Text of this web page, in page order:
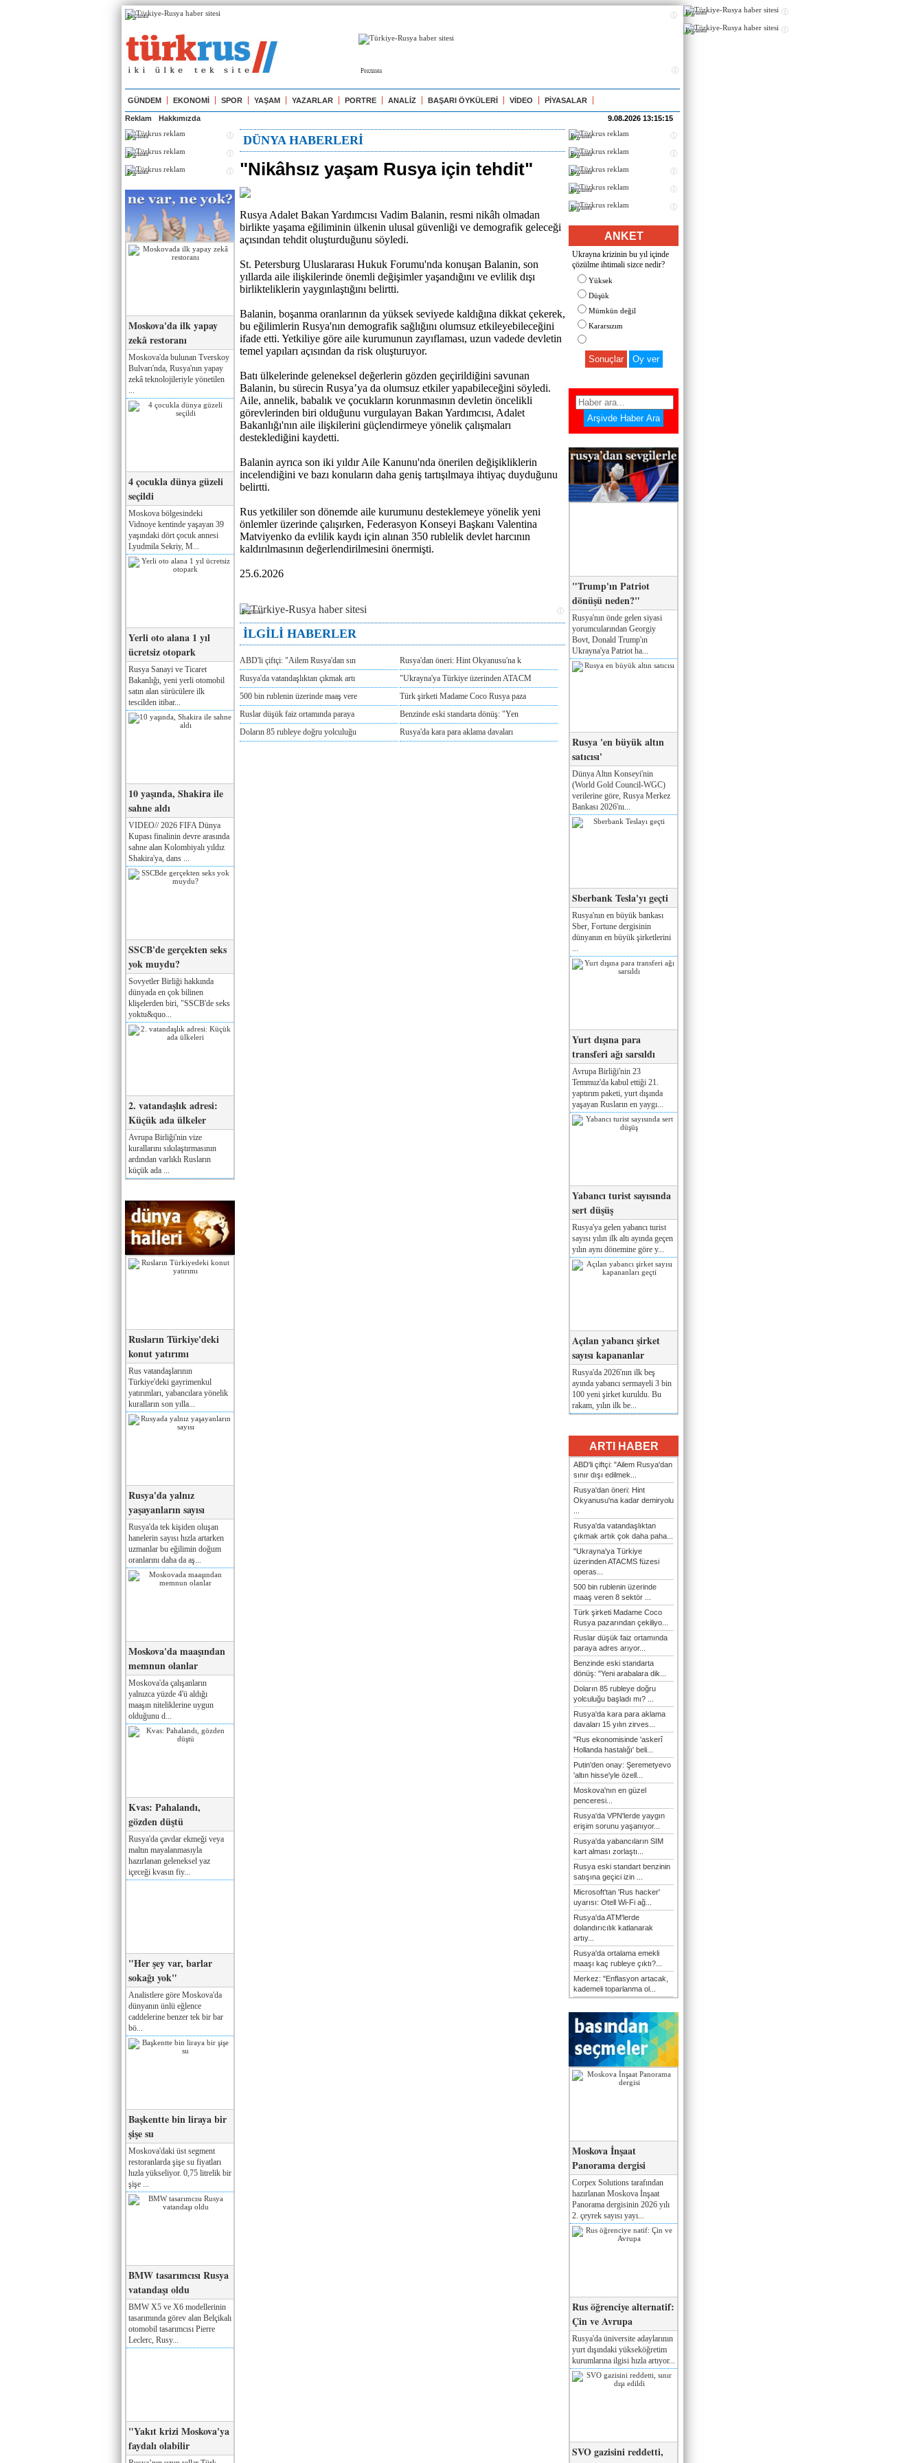
Реклама
Реклама
GÜNDEM EKONOMİ SPOR YAŞAM YAZARLAR PORTRE ANALİZ BAŞARI ÖYKÜLERİ VİDEO PİYASALAR
Reklam Hakkımızda 9.08.2026 13:15:15
Реклама
Реклама
Реклама
Moskova'da ilk yapay
zekâ restoranı
Moskova'da bulunan Tverskoy
Bulvarı'nda, Rusya'nın yapay
zekâ teknolojileriyle yönetilen
4 çocukla dünya güzeli
seçildi
Moskova bölgesindeki
Vidnoye kentinde yaşayan 39
yaşındaki dört çocuk annesi
Lyudmila Sekriy, M...
Yerli oto alana 1 yıl
ücretsiz otopark
Rusya Sanayi ve Ticaret
Bakanlığı, yeni yerli otomobil
satın alan sürücülere ilk
tescilden itibar...
10 yaşında, Shakira ile
sahne aldı
VIDEO// 2026 FIFA Dünya
Kupası finalinin devre arasında
sahne alan Kolombiyalı yıldız
Shakira'ya, dans ...
SSCB'de gerçekten seks
yok muydu?
Sovyetler Birliği hakkında
dünyada en çok bilinen
klişelerden biri, "SSCB'de seks
yoktu&quo...
2. vatandaşlık adresi:
Küçük ada ülkeler
Avrupa Birliği'nin vize
kurallarını sıkılaştırmasının
ardından varlıklı Rusların
küçük ada ...
Rusların Türkiye'deki
konut yatırımı
Rus vatandaşlarının
Türkiye'deki gayrimenkul
yatırımları, yabancılara yönelik
kuralların son yılla...
Rusya'da yalnız
yaşayanların sayısı
Rusya'da tek kişiden oluşan
hanelerin sayısı hızla artarken
uzmanlar bu eğilimin doğum
oranlarını daha da aş...
Moskova'da maaşından
memnun olanlar
Moskova'da çalışanların
yalnızca yüzde 4'ü aldığı
maaşın niteliklerine uygun
olduğunu d...
Kvas: Pahalandı,
gözden düştü
Rusya'da çavdar ekmeği veya
maltın mayalanmasıyla
hazırlanan geleneksel yaz
içeceği kvasın fiy...
"Her şey var, barlar
sokağı yok"
Analistlere göre Moskova'da
dünyanın ünlü eğlence
caddelerine benzer tek bir bar
bö...
Başkentte bin liraya bir
şişe su
Moskova'daki üst segment
restoranlarda şişe su fiyatları
hızla yükseliyor. 0,75 litrelik bir
şişe ...
BMW tasarımcısı Rusya
vatandaşı oldu
BMW X5 ve X6 modellerinin
tasarımında görev alan Belçikalı
otomobil tasarımcısı Pierre
Leclerc, Rusy...
"Yakıt krizi Moskova'ya
faydalı olabilir
DÜNYA HABERLERİ
"Nikâhsız yaşam Rusya için tehdit"
Rusya Adalet Bakan Yardımcısı Vadim Balanin, resmi nikâh olmadan
birlikte yaşama eğiliminin ülkenin ulusal güvenliği ve demografik geleceği
açısından tehdit oluşturduğunu söyledi.
St. Petersburg Uluslararası Hukuk Forumu'nda konuşan Balanin, son
yıllarda aile ilişkilerinde önemli değişimler yaşandığını ve evlilik dışı
birlikteliklerin yaygınlaştığını belirtti.
Balanin, boşanma oranlarının da yüksek seviyede kaldığına dikkat çekerek,
bu eğilimlerin Rusya'nın demografik sağlığını olumsuz etkileyebileceğini
ifade etti. Yetkiliye göre aile kurumunun zayıflaması, uzun vadede devletin
temel yapıları açısından da risk oluşturuyor.
Batı ülkelerinde geleneksel değerlerin gözden geçirildiğini savunan
Balanin, bu sürecin Rusya’ya da olumsuz etkiler yapabileceğini söyledi.
Aile, annelik, babalık ve çocukların korunmasının devletin öncelikli
görevlerinden biri olduğunu vurgulayan Bakan Yardımcısı, Adalet
Bakanlığı'nın aile ilişkilerini güçlendirmeye yönelik çalışmaları
desteklediğini kaydetti.
Balanin ayrıca son iki yıldır Aile Kanunu'nda önerilen değişikliklerin
incelendiğini ve bazı konuların daha geniş tartışılmaya ihtiyaç duyduğunu
belirtti.
Rus yetkililer son dönemde aile kurumunu desteklemeye yönelik yeni
önlemler üzerinde çalışırken, Federasyon Konseyi Başkanı Valentina
Matviyenko da evlilik kaydı için alınan 350 rublelik devlet harcının
kaldırılmasının değerlendirilmesini önermişti.
25.6.2026
Реклама
İLGİLİ HABERLER
ABD'li çiftçi: "Ailem Rusya'dan sın
Rusya'dan öneri: Hint Okyanusu'na k
Rusya'da vatandaşlıktan çıkmak artı
"Ukrayna'ya Türkiye üzerinden ATACM
500 bin rublenin üzerinde maaş vere
Türk şirketi Madame Coco Rusya paza
Ruslar düşük faiz ortamında paraya
Benzinde eski standarta dönüş: "Yen
Doların 85 rubleye doğru yolculuğu
Rusya'da kara para aklama davaları
Реклама
Реклама
Реклама
Реклама
Реклама
ANKET
Ukrayna krizinin bu yıl içinde
çözülme ihtimali sizce nedir?
Yüksek
Düşük
Mümkün değil
Kararsızım
Sonuçlar
"Trump'ın Patriot
dönüşü neden?"
Rusya'nın önde gelen siyasi
yorumcularından Georgiy
Bovt, Donald Trump'ın
Ukrayna'ya Patriot ha...
Rusya 'en büyük altın
satıcısı'
Dünya Altın Konseyi'nin
(World Gold Council-WGC)
verilerine göre, Rusya Merkez
Bankası 2026'nı...
Sberbank Tesla'yı geçti
Rusya'nın en büyük bankası
Sber, Fortune dergisinin
dünyanın en büyük şirketlerini
...
Yurt dışına para
transferi ağı sarsıldı
Avrupa Birliği'nin 23
Temmuz'da kabul ettiği 21.
yaptırım paketi, yurt dışında
yaşayan Rusların en yaygı...
Yabancı turist sayısında
sert düşüş
Rusya'ya gelen yabancı turist
sayısı yılın ilk altı ayında geçen
yılın aynı dönemine göre y...
Açılan yabancı şirket
sayısı kapananlar
Rusya'da 2026'nın ilk beş
ayında yabancı sermayeli 3 bin
100 yeni şirket kuruldu. Bu
rakam, yılın ilk be...
ARTI HABER
ABD'li çiftçi: "Ailem Rusya'dan
sınır dışı edilmek...
Rusya'dan öneri: Hint
Okyanusu'na kadar demiryolu
Rusya'da vatandaşlıktan
çıkmak artık çok daha paha...
"Ukrayna'ya Türkiye
üzerinden ATACMS füzesi
operas...
500 bin rublenin üzerinde
maaş veren 8 sektör ...
Türk şirketi Madame Coco
Rusya pazarından çekiliyo...
Ruslar düşük faiz ortamında
paraya adres arıyor...
Benzinde eski standarta
dönüş: "Yeni arabalara dik...
Doların 85 rubleye doğru
yolculuğu başladı mı? ...
Rusya'da kara para aklama
davaları 15 yılın zirves...
"Rus ekonomisinde 'askerî
Hollanda hastalığı' beli...
Putin'den onay: Şeremetyevo
'altın hisse'yle özell...
Moskova'nın en güzel
penceresi...
Rusya'da VPN'lerde yaygın
erişim sorunu yaşanıyor...
Rusya'da yabancıların SIM
kart alması zorlaştı...
Rusya eski standart benzinin
satışına geçici izin ...
Microsoft'tan 'Rus hacker'
uyarısı: Otell Wi-Fi ağ...
Rusya'da ATM'lerde
dolandırıcılık katlanarak
artıy...
Rusya'da ortalama emekli
maaşı kaç rubleye çıktı?...
Merkez: "Enflasyon artacak,
kademeli toparlanma ol...
Moskova İnşaat
Panorama dergisi
Corpex Solutions tarafından
hazırlanan Moskova İnşaat
Panorama dergisinin 2026 yılı
2. çeyrek sayısı yayı...
Rus öğrenciye alternatif:
Çin ve Avrupa
Rusya'da üniversite adaylarının
yurt dışındaki yükseköğretim
kurumlarına ilgisi hızla artıyor...
SVO gazisini reddetti,
Реклама
Реклама